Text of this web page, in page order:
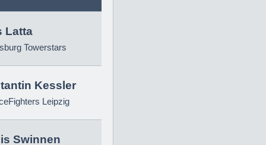
Latta
Towerstars
Kessler
Leipzig
Swinnen